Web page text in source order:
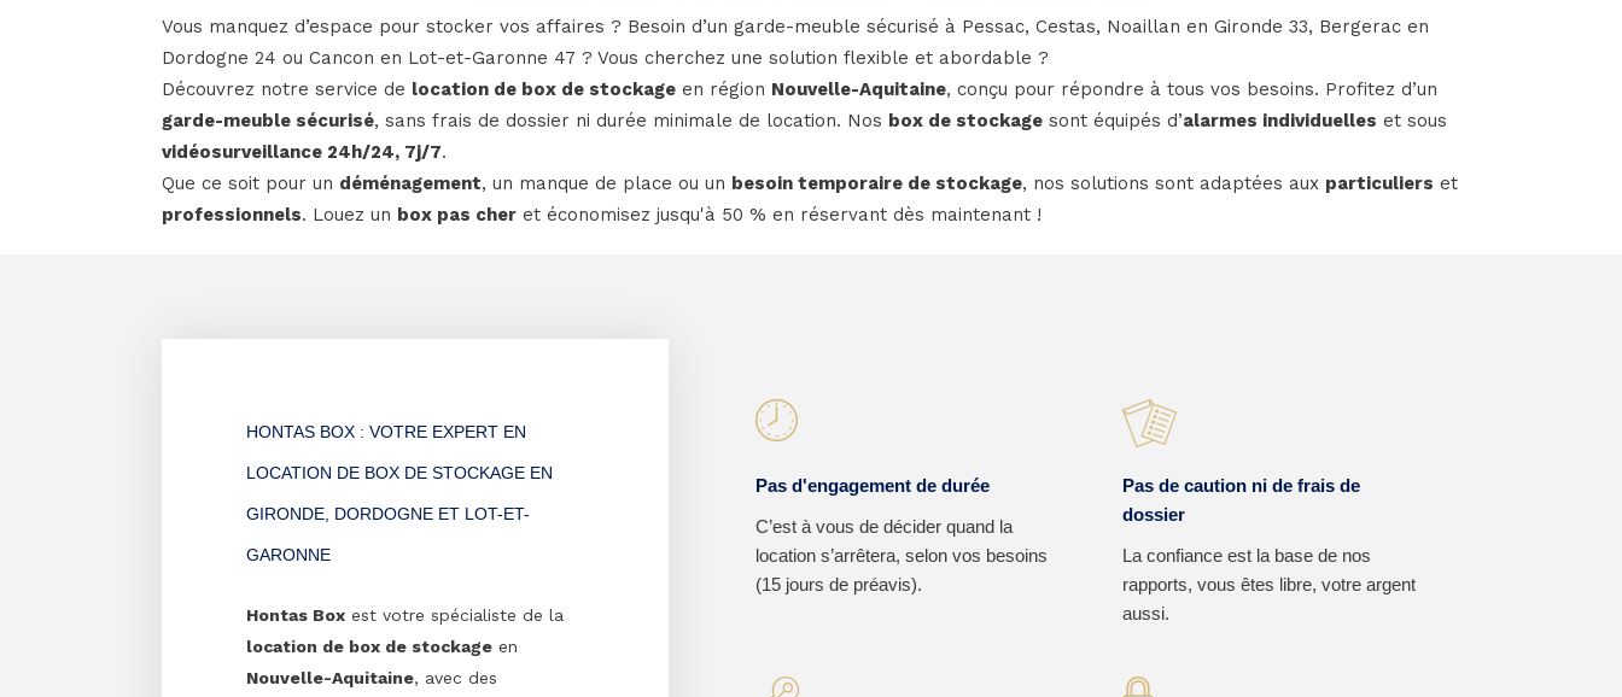
Vous manquez d’espace pour stocker vos affaires ? Besoin d’un garde-meuble sécurisé à Pessac, Cestas, Noaillan en Gironde 33, Bergerac en
Dordogne 24 ou Cancon en Lot-et-Garonne 47 ? Vous cherchez une solution flexible et abordable ?
Découvrez notre service de location de box de stockage en région Nouvelle-Aquitaine, conçu pour répondre à tous vos besoins. Profitez d’un
garde-meuble sécurisé, sans frais de dossier ni durée minimale de location. Nos box de stockage sont équipés d’alarmes individuelles et sous
vidéosurveillance 24h/24, 7j/7.
Que ce soit pour un déménagement, un manque de place ou un besoin temporaire de stockage, nos solutions sont adaptées aux particuliers et
professionnels. Louez un box pas cher et économisez jusqu'à 50 % en réservant dès maintenant !
HONTAS BOX : VOTRE EXPERT EN
LOCATION DE BOX DE STOCKAGE EN
GIRONDE, DORDOGNE ET LOT-ET-
GARONNE
Hontas Box est votre spécialiste de la
location de box de stockage en
Nouvelle-Aquitaine, avec des
Pas d'engagement de durée
C’est à vous de décider quand la
location s’arrêtera, selon vos besoins
(15 jours de préavis).
Pas de caution ni de frais de
dossier
La confiance est la base de nos
rapports, vous êtes libre, votre argent
aussi.